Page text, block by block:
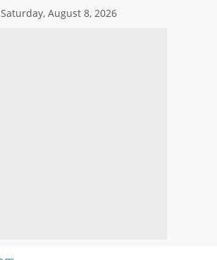
Saturday, August 8, 2026